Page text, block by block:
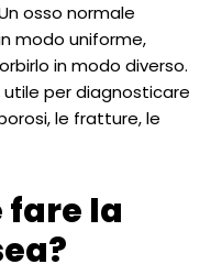
osso normale
modo uniforme,
in modo diverso.
per diagnosticare
le fratture, le
fare la